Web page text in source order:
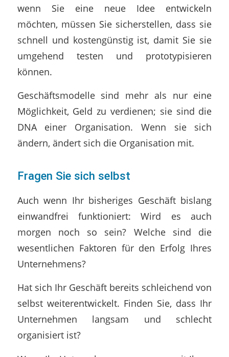
wenn Sie eine neue Idee entwickeln
möchten, müssen Sie sicherstellen, dass sie
schnell und kostengünstig ist, damit Sie sie
umgehend testen und prototypisieren
können.
Geschäftsmodelle sind mehr als nur eine
Möglichkeit, Geld zu verdienen; sie sind die
DNA einer Organisation. Wenn sie sich
ändern, ändert sich die Organisation mit.
Fragen Sie sich selbst
Auch wenn Ihr bisheriges Geschäft bislang
einwandfrei funktioniert: Wird es auch
morgen noch so sein? Welche sind die
wesentlichen Faktoren für den Erfolg Ihres
Unternehmens?
Hat sich Ihr Geschäft bereits schleichend von
selbst weiterentwickelt. Finden Sie, dass Ihr
Unternehmen langsam und schlecht
organisiert ist?